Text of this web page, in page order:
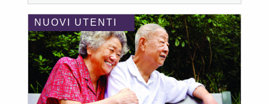
NUOVI UTENTI